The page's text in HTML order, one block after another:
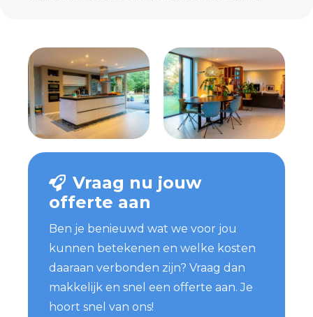
Vraag nu jouw
offerte aan
Ben je benieuwd wat we voor jou
kunnen betekenen en welke kosten
daaraan verbonden zijn? Vraag dan
makkelijk en snel een offerte aan. Je
hoort snel van ons!